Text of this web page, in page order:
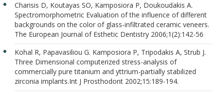
Charisis D, Koutayas SO, Kamposiora P, Doukoudakis A.
Spectromorphometric Evaluation of the influence of different
backgrounds on the color of glass-infiltrated ceramic veneers.
The European Journal of Esthetic Dentistry 2006;1(2):142-56
Kohal R, Papavasiliou G. Kamposiora P, Tripodakis A, Strub J.
Three Dimensional computerized stress-analysis of
commercially pure titanium and yttrium-partially stabilized
zirconia implants.Int J Prosthodont 2002;15:189-194.